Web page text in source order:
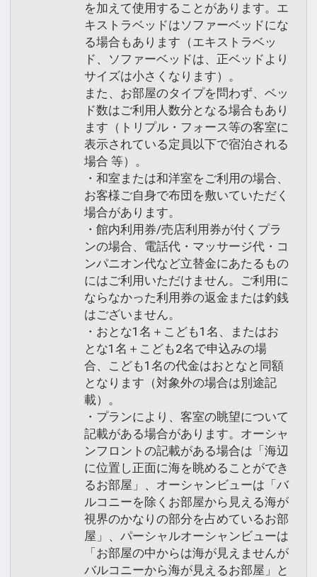
を加えて使用することがあります。エ
キストラベッドはソファーベッドにな
る場合もあります（エキストラベッ
ド、ソファーベッドは、正ベッドより
サイズは小さくなります）。
また、お部屋のタイプを問わず、ベッ
ド数はご利用人数分となる場合もあり
ます（トリプル・フォース等の客室に
表示されている定員以下で宿泊される
場合 等）。
・和室または和洋室をご利用の場合、
お客様ご自身で布団を敷いていただく
場合があります。
・館内利用券/売店利用券が付くプラ
ンの場合、電話代・マッサージ代・コ
ンパニオン代など立替金にあたるもの
にはご利用いただけません。ご利用に
ならなかった利用券の返金または釣銭
はございません。
・おとな1名＋こども1名、またはお
とな1名＋こども2名で申込みの場
合、こども1名の代金はおとなと同額
となります（対象外の場合は別途記
載）。
・プランにより、客室の眺望について
記載がある場合があります。オーシャ
ンフロントの記載がある場合は「海辺
に位置し正面に海を眺めることができ
るお部屋」、オーシャンビューは「バ
ルコニーを除くお部屋から見える海が
視界のかなりの部分を占めているお部
屋」、パーシャルオーシャンビューは
「お部屋の中からは海が見えませんが
バルコニーから海が見えるお部屋」と